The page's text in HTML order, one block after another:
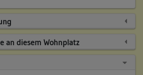
an diesem Wohnplatz